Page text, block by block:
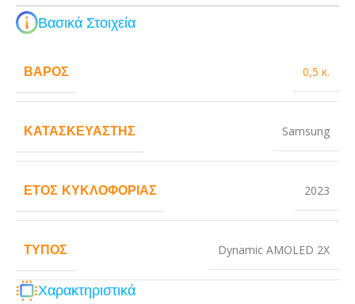
Βασικά Στοιχεία
ΒΆΡΟΣ 0,5 κ.
ΚΑΤΑΣΚΕΥΑΣΤΉΣ Samsung
ΈΤΟΣ ΚΥΚΛΟΦΟΡΊΑΣ 2023
ΤΎΠΟΣ Dynamic AMOLED 2X
Χαρακτηριστικά